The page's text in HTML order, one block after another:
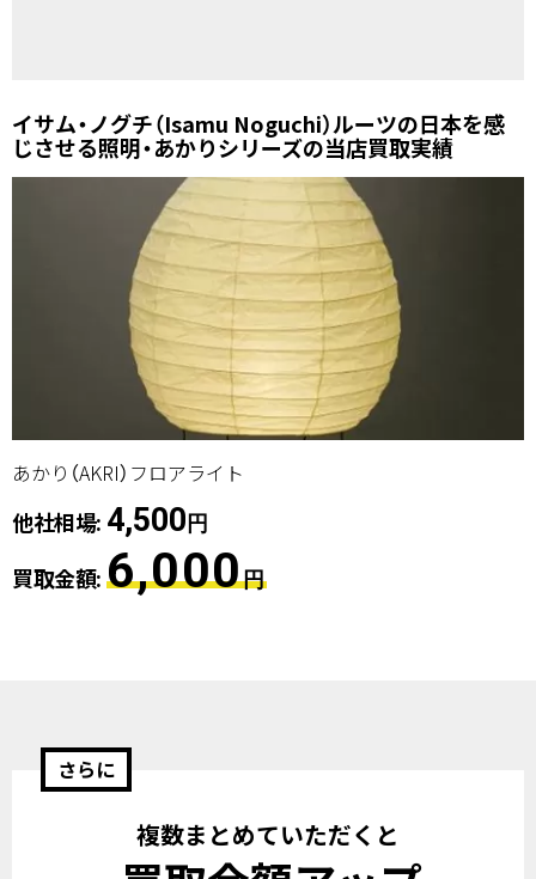
イサム・ノグチ（Isamu Noguchi）ルーツの日本を感
じさせる照明・あかりシリーズの当店買取実績
あかり（AKRI）フロアライト
他社相場: 4,500円
買取金額:6,000円
さらに
複数まとめていただくと